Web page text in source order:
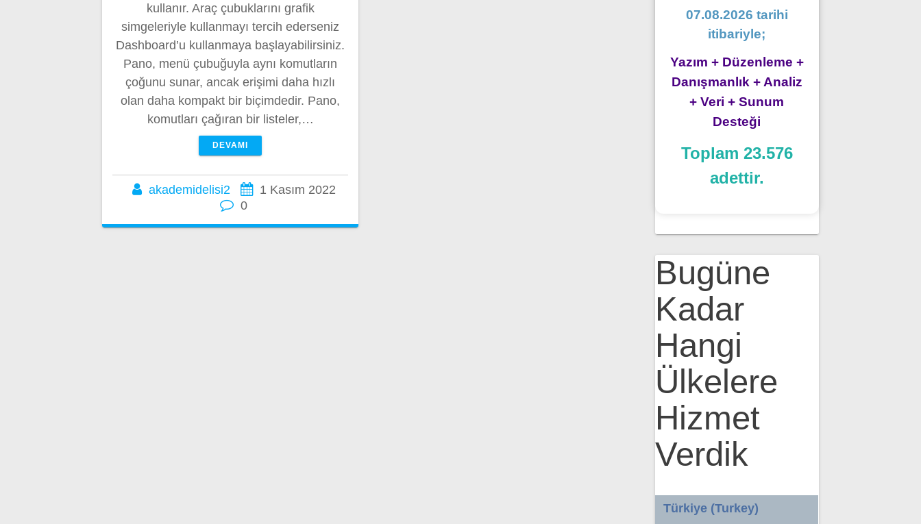
kullanır. Araç çubuklarını grafik
simgeleriyle kullanmayı tercih ederseniz
Dashboard’u kullanmaya başlayabilirsiniz.
Pano, menü çubuğuyla aynı komutların
çoğunu sunar, ancak erişimi daha hızlı
olan daha kompakt bir biçimdedir. Pano,
komutları çağıran bir listeler,…
DEVAMI
akademidelisi2
1 Kasım 2022
0
07.08.2026 tarihi
itibariyle;
Yazım + Düzenleme +
Danışmanlık + Analiz
+ Veri + Sunum
Desteği
Toplam 23.576
adettir.
Bugüne
Kadar
Hangi
Ülkelere
Hizmet
Verdik
Türkiye (Turkey)